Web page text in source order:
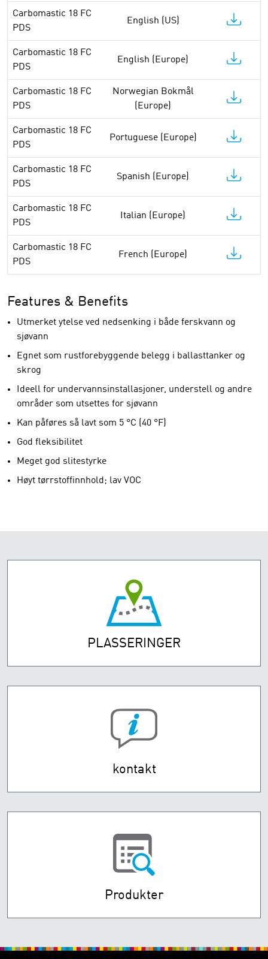
Carbomastic 18 FC
PDS
English (US)
Carbomastic 18 FC
PDS
English (Europe)
Carbomastic 18 FC
PDS
Norwegian Bokmål
(Europe)
Carbomastic 18 FC
PDS
Portuguese (Europe)
Carbomastic 18 FC
PDS
Spanish (Europe)
Carbomastic 18 FC
PDS
Italian (Europe)
Carbomastic 18 FC
PDS
French (Europe)
Features & Benefits
Utmerket ytelse ved nedsenking i både ferskvann og
sjøvann
Egnet som rustforebyggende belegg i ballasttanker og
skrog
Ideell for undervannsinstallasjoner, understell og andre
områder som utsettes for sjøvann
Kan påføres så lavt som 5 °C (40 °F)
God fleksibilitet
Meget god slitestyrke
Høyt tørrstoffinnhold; lav VOC
PLASSERINGER
kontakt
Produkter